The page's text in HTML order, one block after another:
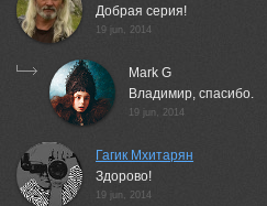
Добрая серия!
19 jun, 2014
Mark G
Владимир, спасибо.
19 jun, 2014
Гагик Мхитарян
Здорово!
19 jun, 2014